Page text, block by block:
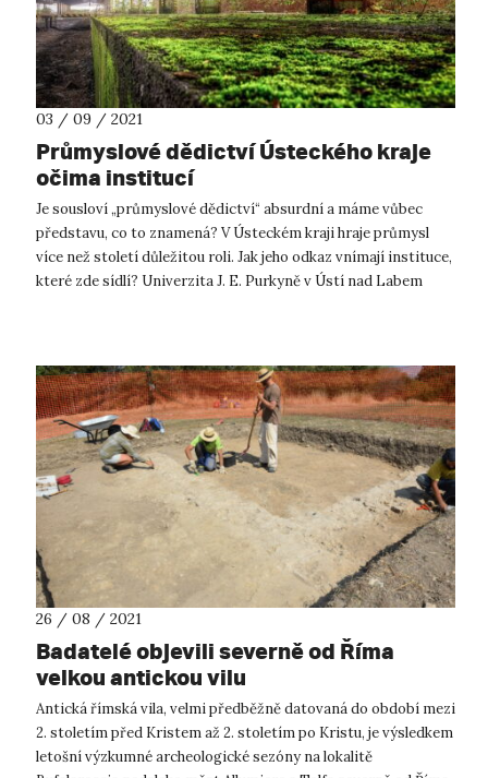
03 / 09 / 2021
Průmyslové dědictví Ústeckého kraje
očima institucí
Je sousloví „průmyslové dědictví“ absurdní a máme vůbec
představu, co to znamená? V Ústeckém kraji hraje průmysl
více než století důležitou roli. Jak jeho odkaz vnímají instituce,
které zde sídlí? Univerzita J. E. Purkyně v Ústí nad Labem
26 / 08 / 2021
Badatelé objevili severně od Říma
velkou antickou vilu
Antická římská vila, velmi předběžně datovaná do období mezi
2. stoletím před Kristem až 2. stoletím po Kristu, je výsledkem
letošní výzkumné archeologické sezóny na lokalitě